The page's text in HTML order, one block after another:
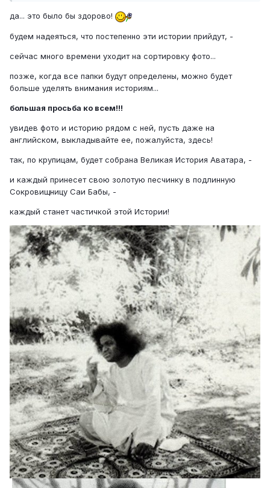
да... это было бы здорово!
будем надеяться, что постепенно эти истории прийдут, -
сейчас много времени уходит на сортировку фото...
позже, когда все папки будут определены, можно будет
больше уделять внимания историям...
большая просьба ко всем!!!
увидев фото и историю рядом с ней, пусть даже на
английском, выкладывайте ее, пожалуйста, здесь!
так, по крупицам, будет собрана Великая История Аватара, -
и каждый принесет свою золотую песчинку в подлинную
Сокровищницу Саи Бабы, -
каждый станет частичкой этой Истории!